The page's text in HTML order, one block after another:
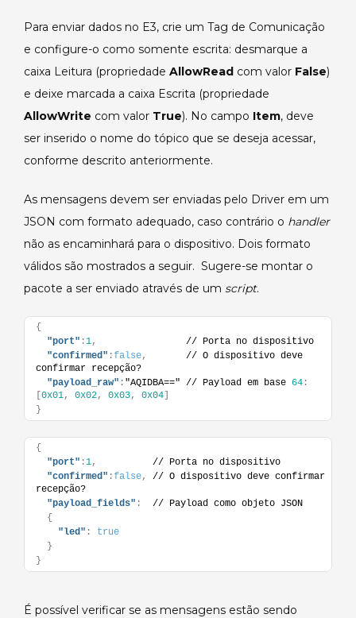
Para enviar dados no E3, crie um Tag de Comunicação
e configure-o como somente escrita: desmarque a
caixa Leitura (propriedade AllowRead com valor False)
e deixe marcada a caixa Escrita (propriedade
AllowWrite com valor True). No campo Item, deve
ser inserido o nome do tópico que se deseja acessar,
conforme descrito anteriormente.
As mensagens devem ser enviadas pelo Driver em um
JSON com formato adequado, caso contrário o handler
não as encaminhará para o dispositivo. Dois formato
válidos são mostrados a seguir. Sugere-se montar o
pacote a ser enviado através de um script.
{
"port" :1,
                // Porta no dispositivo
"confirmed" :false,
       // O dispositivo deve
confirmar recepção?
"payload_raw" : "AQIDBA==" // Payload em base 64 :
[0x01, 0x02, 0x03, 0x04]
}
{
"port" :1,
          // Porta no dispositivo
"confirmed" :false,
// O dispositivo deve confirmar
recepção?
"payload_fields" :
  // Payload como objeto JSON
{
"led" :
true
}
}
É possível verificar se as mensagens estão sendo